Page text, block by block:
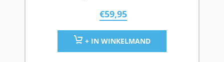
€59,95
+ IN WINKELMAND